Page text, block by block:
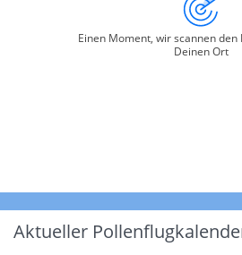
Einen Moment, wir scannen
Deinen Ort
Aktueller